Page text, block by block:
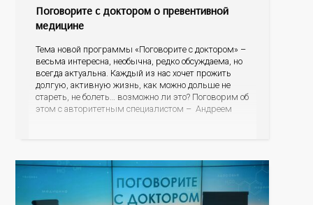
Поговорите с доктором о превентивной
медицине
Тема новой программы «Поговорите с доктором» –
весьма интересна, необычна, редко обсуждаема, но
всегда актуальна. Каждый из нас хочет прожить
долгую, активную жизнь, как можно дольше не
стареть, не болеть… возможно ли это? Поговорим об
этом с авторитетным специалистом – Андреем